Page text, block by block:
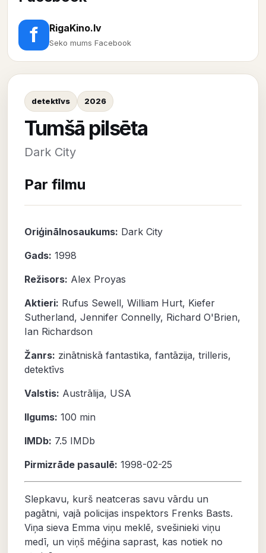
f RigaKino.lv
Seko mums Facebook
detektīvs 2026
Tumšā pilsēta
Dark City
Par filmu
Oriģinālnosaukums: Dark City
Gads: 1998
Režisors: Alex Proyas
Aktieri: Rufus Sewell, William Hurt, Kiefer
Sutherland, Jennifer Connelly, Richard O'Brien,
Ian Richardson
Žanrs: zinātniskā fantastika, fantāzija, trilleris,
detektīvs
Valstis: Austrālija, USA
Ilgums: 100 min
IMDb: 7.5 IMDb
Pirmizrāde pasaulē: 1998-02-25
Slepkavu, kurš neatceras savu vārdu un
pagātni, vajā policijas inspektors Frenks Basts.
Viņa sieva Emma viņu meklē, svešinieki viņu
medī, un viņš mēģina saprast, kas notiek no